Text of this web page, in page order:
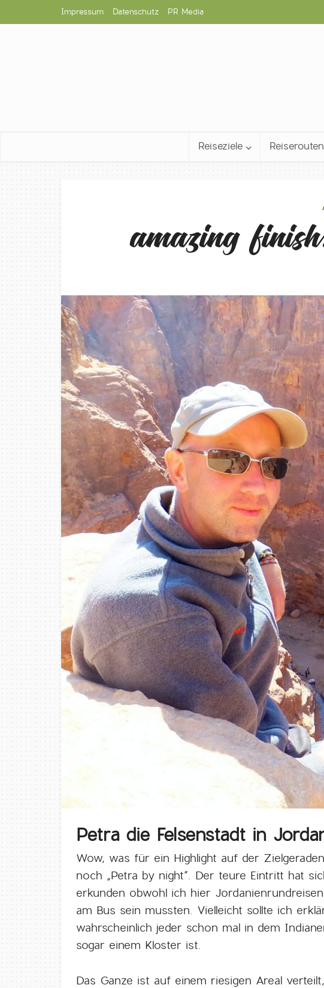
Impressum Datenschutz PR Media
Reiseziele Reiserouten
amazing
Petra die Felsenstadt in
Wow, was für ein Highlight auf der
noch „Petra by night“. Der teure Eintritt hat
erkunden obwohl ich hier
am Bus sein mussten. Vielleicht sollte ich
wahrscheinlich jeder schon mal in dem
sogar einem Kloster ist.
Das Ganze ist auf einem riesigen Areal